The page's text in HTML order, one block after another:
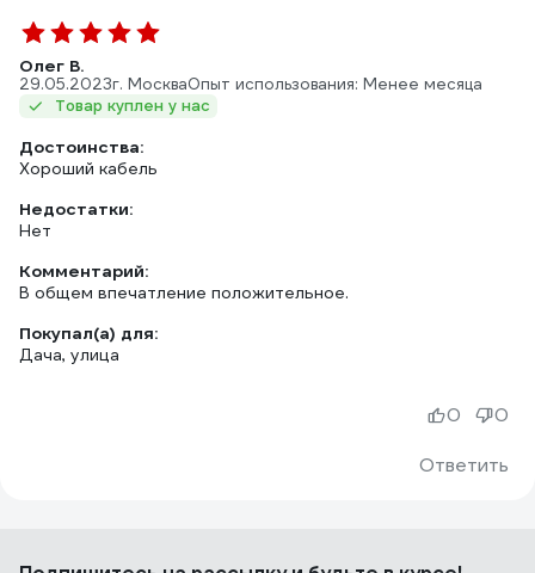
Олег В.
29.05.2023г. МоскваОпыт использования: Менее месяца
Товар куплен у нас
Достоинства:
Хороший кабель
Недостатки:
Нет
Комментарий:
В общем впечатление положительное.
Покупал(а) для:
Дача, улица
Ответить
0 0